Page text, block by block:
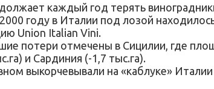
каждый год терять
году в Италии под лозой
Union Italian Vini.
потери отмечены в Сицилии, где
и Сардиния (-1,7 тыс.га).
выкорчевывали на «каблуке» Италии